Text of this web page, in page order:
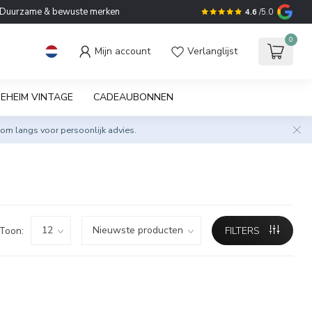
Duurzame & bewuste merken 4.6 /5.0
Mijn account Verlanglijst
0
VINTAGE CADEAUBONNEN
langs voor persoonlijk advies.
Toon: FILTERS